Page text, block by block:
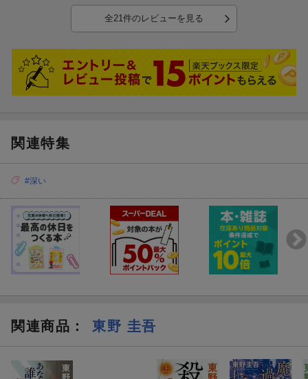
全21件のレビューを見る
関連特集
#深い
関連商品 ： 東野 圭吾